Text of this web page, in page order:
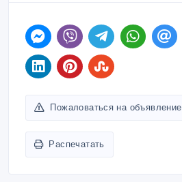
Пожаловаться на объявление
Распечатать